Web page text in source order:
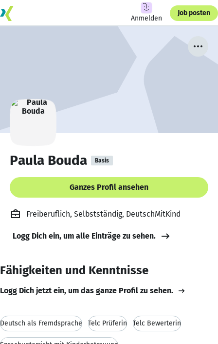
Anmelden
Job posten
Paula Bouda Basis
Ganzes Profil ansehen
Freiberuflich, Selbstständig, DeutschMitKind
Logg Dich ein, um alle Einträge zu sehen.
Fähigkeiten und Kenntnisse
Logg Dich jetzt ein, um das ganze Profil zu sehen.
Deutsch als Fremdsprache Telc Prüferin Telc Bewerterin